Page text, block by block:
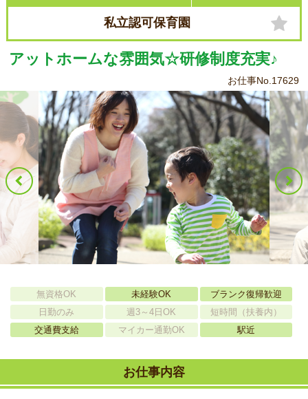
私立認可保育園
アットホームな雰囲気☆研修制度充実♪
お仕事No.17629
無資格OK 未経験OK
ブランク復帰歓迎
日勤のみ
週3～4日OK
短時間（扶養内）
交通費支給
マイカー通勤OK 駅近
お仕事内容